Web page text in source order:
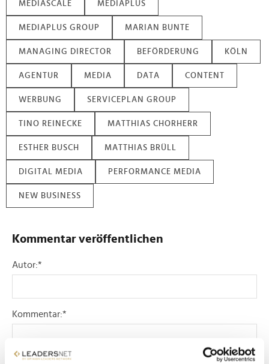
MEDIASCALE MEDIAPLUS
MEDIAPLUS GROUP MARIAN BUNTE
MANAGING DIRECTOR BEFÖRDERUNG KÖLN
AGENTUR MEDIA DATA CONTENT
WERBUNG SERVICEPLAN GROUP
TINO REINECKE MATTHIAS CHORHERR
ESTHER BUSCH MATTHIAS BRÜLL
DIGITAL MEDIA PERFORMANCE MEDIA
NEW BUSINESS
Kommentar veröffentlichen
Autor:*
Kommentar:*